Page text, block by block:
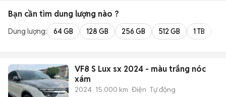
Bạn cần tìm dung lượng nào ?
Dung lượng: 64 GB 128 GB 256 GB 512 GB 1 TB
VF8 S Lux sx 2024 - màu trắng nóc
xám
2024 15.000 km Điện Tự động